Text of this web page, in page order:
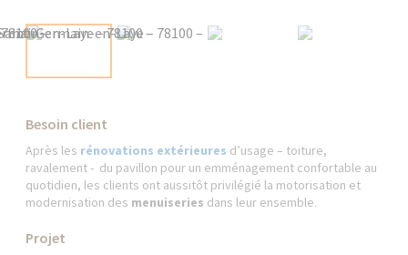
Besoin client
Après les rénovations extérieures d’usage – toiture,
ravalement - du pavillon pour un emménagement confortable au
quotidien, les clients ont aussitôt privilégié la motorisation et
modernisation des menuiseries dans leur ensemble.
Projet